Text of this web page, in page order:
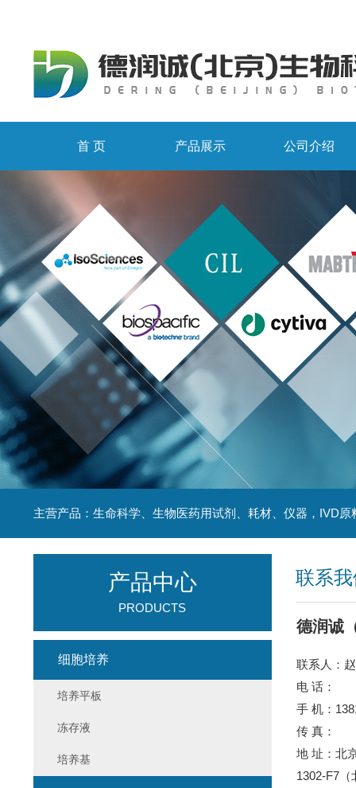
首 页 产品展示 公司介绍
主营产品：生命科学、生物医药用试剂、耗材、仪器，IVD原
联系
德润诚
联系人：
电 话：
手 机：
传 真：
地 址：北
1302-F7
产品中心
PRODUCTS
细胞培养
培养平板
冻存液
培养基